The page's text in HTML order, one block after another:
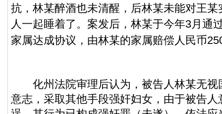
抗，林某醉酒也未清醒，后林某未能对王
人一起睡着了。 案发后，林某于今年3月通
家属达成协议，由林某的家属赔偿人民币
化州法院审理后认为，被告人林某无视
意志，采取其他手段强奸妇女，由于被告